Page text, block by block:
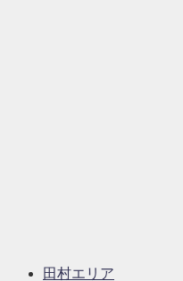
田村エリア